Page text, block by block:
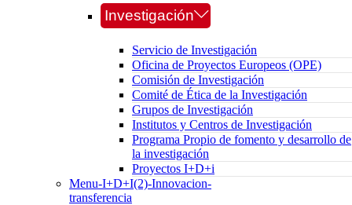
Investigación
Servicio de Investigación
Oficina de Proyectos Europeos (OPE)
Comisión de Investigación
Comité de Ética de la Investigación
Grupos de Investigación
Institutos y Centros de Investigación
Programa Propio de fomento y desarrollo de
la investigación
Proyectos I+D+i
Menu-I+D+I(2)-Innovacion-
transferencia